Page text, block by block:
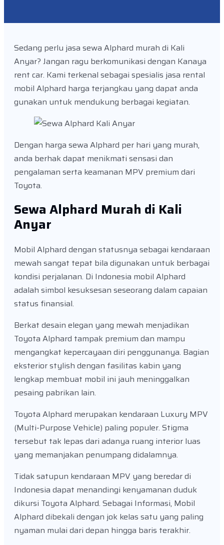
Sedang perlu jasa sewa Alphard murah di Kali
Anyar? Jangan ragu berkomunikasi dengan Kanaya
rent car. Kami terkenal sebagai spesialis jasa rental
mobil Alphard harga terjangkau yang dapat anda
gunakan untuk mendukung berbagai kegiatan.
Dengan harga sewa Alphard per hari yang murah,
anda berhak dapat menikmati sensasi dan
pengalaman serta keamanan MPV premium dari
Toyota.
Sewa Alphard Murah di Kali
Anyar
Mobil Alphard dengan statusnya sebagai kendaraan
mewah sangat tepat bila digunakan untuk berbagai
kondisi perjalanan. Di Indonesia mobil Alphard
adalah simbol kesuksesan seseorang dalam capaian
status finansial.
Berkat desain elegan yang mewah menjadikan
Toyota Alphard tampak premium dan mampu
mengangkat kepercayaan diri penggunanya. Bagian
eksterior stylish dengan fasilitas kabin yang
lengkap membuat mobil ini jauh meninggalkan
pesaing pabrikan lain.
Toyota Alphard merupakan kendaraan Luxury MPV
(Multi-Purpose Vehicle) paling populer. Stigma
tersebut tak lepas dari adanya ruang interior luas
yang memanjakan penumpang didalamnya.
Tidak satupun kendaraan MPV yang beredar di
Indonesia dapat menandingi kenyamanan duduk
dikursi Toyota Alphard. Sebagai Informasi, Mobil
Alphard dibekali dengan jok kelas satu yang paling
nyaman mulai dari depan hingga baris terakhir.